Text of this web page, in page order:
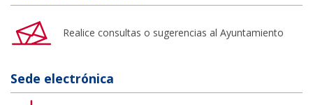
Realice consultas o sugerencias al Ayuntamiento
Sede electrónica